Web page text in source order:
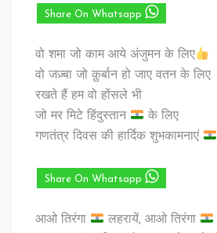
Share On Whatsapp
वो शमा जो काम आये अंजुमन के लिए
वो जज़्बा जो क़ुर्बान हो जाए वतन के लिए
रखते हैं हम वो होंसले भी
जो मर मिटे हिंदुस्तान
के लिए
गणतंत्र दिवस की हार्दिक शुभकामनाएं
Share On Whatsapp
आओ तिरंगा लहरायें, आओ तिरंगा